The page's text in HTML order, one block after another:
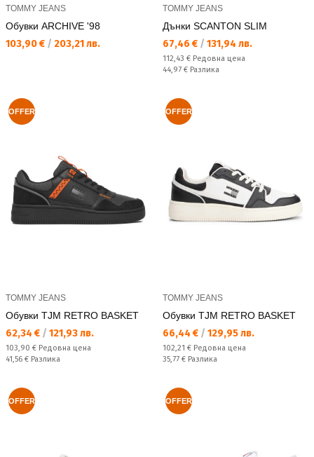
TOMMY JEANS
Обувки ARCHIVE '98
Текуща цена:
103,90 € / 203,21 лв.
TOMMY JEANS
Дънки SCANTON SLIM
Текуща цена:
67,46 € / 131,94 лв.
Редовна цена:
112,43 € Редовна цена
Спестявате:
44,97 € Разлика
OFFER
TOMMY JEANS
Обувки TJM RETRO BASKET
Текуща цена:
62,34 € / 121,93 лв.
Редовна цена:
103,90 € Редовна цена
Спестявате:
41,56 € Разлика
OFFER
TOMMY JEANS
Обувки TJM RETRO BASKET
Текуща цена:
66,44 € / 129,95 лв.
Редовна цена:
102,21 € Редовна цена
Спестявате:
35,77 € Разлика
OFFER OFFER